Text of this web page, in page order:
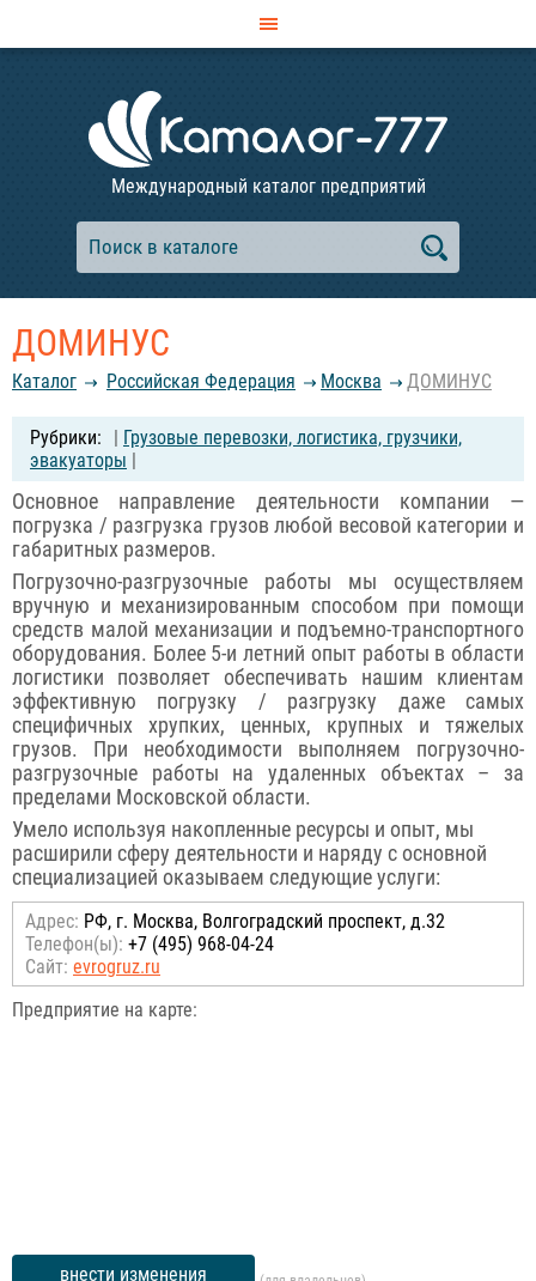
Международный каталог предприятий
ДОМИНУС
Каталог Российcкая Федерация Москва ДОМИНУС
| Грузовые перевозки, логистика, грузчики,
эвакуаторы |
Основное направление деятельности компании —
погрузка / разгрузка грузов любой весовой категории и
габаритных размеров.
Погрузочно-разгрузочные работы мы осуществляем
вручную и механизированным способом при помощи
средств малой механизации и подъемно-транспортного
оборудования. Более 5-и летний опыт работы в области
логистики позволяет обеспечивать нашим клиентам
эффективную погрузку / разгрузку даже самых
специфичных хрупких, ценных, крупных и тяжелых
грузов. При необходимости выполняем погрузочно-
разгрузочные работы на удаленных объектах – за
пределами Московской области.
Умело используя накопленные ресурсы и опыт, мы
расширили сферу деятельности и наряду с основной
специализацией оказываем следующие услуги:
Адрес: РФ, г. Москва, Волгоградский проспект, д.32
Телефон(ы): +7 (495) 968-04-24
Сайт: evrogruz.ru
Предприятие на карте:
внести изменения